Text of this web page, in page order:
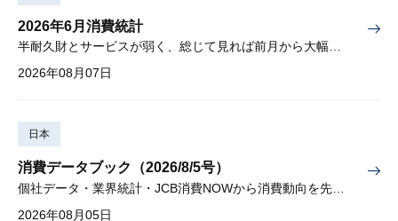
2026年6月消費統計
半耐久財とサービスが弱く、総じて見れば前月から大幅に減少
2026年08月07日
日本
消費データブック（2026/8/5号）
2026年08月05日